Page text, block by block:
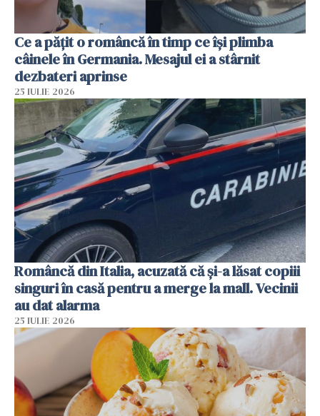
Ce a pățit o româncă în timp ce își plimba
câinele în Germania. Mesajul ei a stârnit
dezbateri aprinse
25 IULIE 2026
Româncă din Italia, acuzată că și-a lăsat copiii
singuri în casă pentru a merge la mall. Vecinii
au dat alarma
25 IULIE 2026